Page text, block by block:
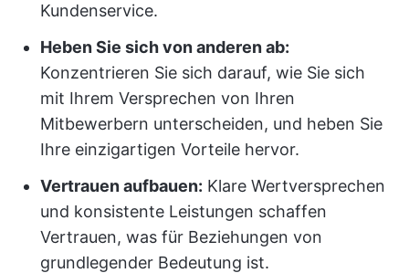
Kundenservice.
Heben Sie sich von anderen ab:
Konzentrieren Sie sich darauf, wie Sie sich
mit Ihrem Versprechen von Ihren
Mitbewerbern unterscheiden, und heben Sie
Ihre einzigartigen Vorteile hervor.
Vertrauen aufbauen: Klare Wertversprechen
und konsistente Leistungen schaffen
Vertrauen, was für Beziehungen von
grundlegender Bedeutung ist.